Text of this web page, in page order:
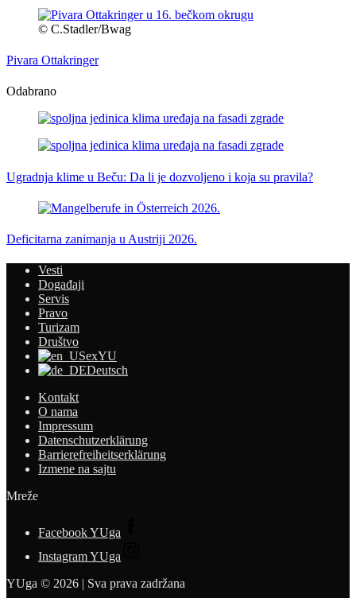
© C.Stadler/Bwag
Pivara Ottakringer
Odabrano
Ugradnja klime u Beču: Da li je dozvoljeno i koja su pravila?
Deficitarna zanimanja u Austriji 2026.
Vesti
Događaji
Servis
Pravo
Turizam
Društvo
exYU
Deutsch
Kontakt
O nama
Impressum
Datenschutzerklärung
Barrierefreiheitserklärung
Izmene na sajtu
Mreže
Facebook YUga
Instagram YUga
YUga © 2026 | Sva prava zadržana